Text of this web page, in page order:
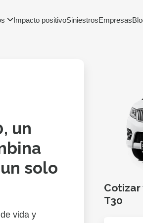
Impacto positivoSiniestrosEmpresas
un
solo
vida y
Cotizar
T30